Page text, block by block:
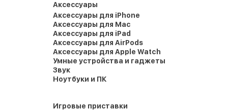
Аксессуары
Аксессуары для iPhone
Аксессуары для Mac
Аксессуары для iPad
Аксессуары для AirPods
Аксессуары для Apple Watch
Умные устройства и гаджеты
Звук
Ноутбуки и ПК
Игровые приставки